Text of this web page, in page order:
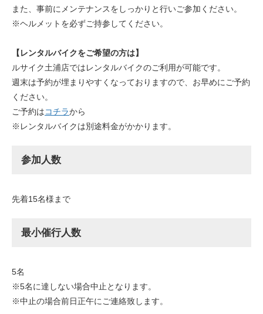
また、事前にメンテナンスをしっかりと行いご参加ください。
※ヘルメットを必ずご持参してください。
【レンタルバイクをご希望の方は】
ルサイク土浦店ではレンタルバイクのご利用が可能です。
週末は予約が埋まりやすくなっておりますので、お早めにご予約
ください。
ご予約はコチラから
※レンタルバイクは別途料金がかかります。
参加人数
先着15名様まで
最小催行人数
5名
※5名に達しない場合中止となります。
※中止の場合前日正午にご連絡致します。